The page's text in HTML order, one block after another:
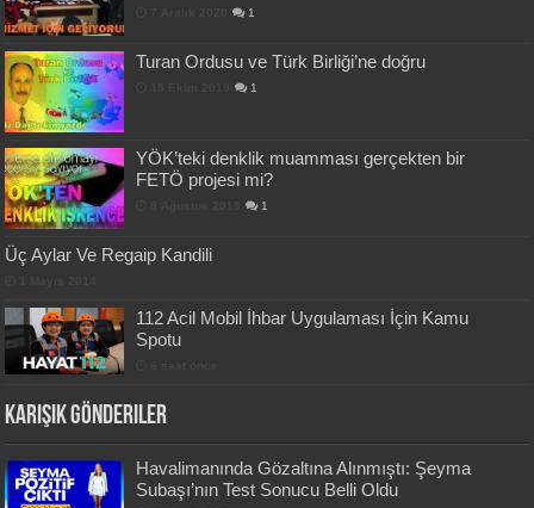
1
Turan Ordusu ve Türk Birliği’ne doğru
1
YÖK’teki denklik muamması gerçekten bir
FETÖ projesi mi?
1
Üç Aylar Ve Regaip Kandili
112 Acil Mobil İhbar Uygulaması İçin Kamu
Spotu
Karışık Gönderiler
Havalimanında Gözaltına Alınmıştı: Şeyma
Subaşı’nın Test Sonucu Belli Oldu